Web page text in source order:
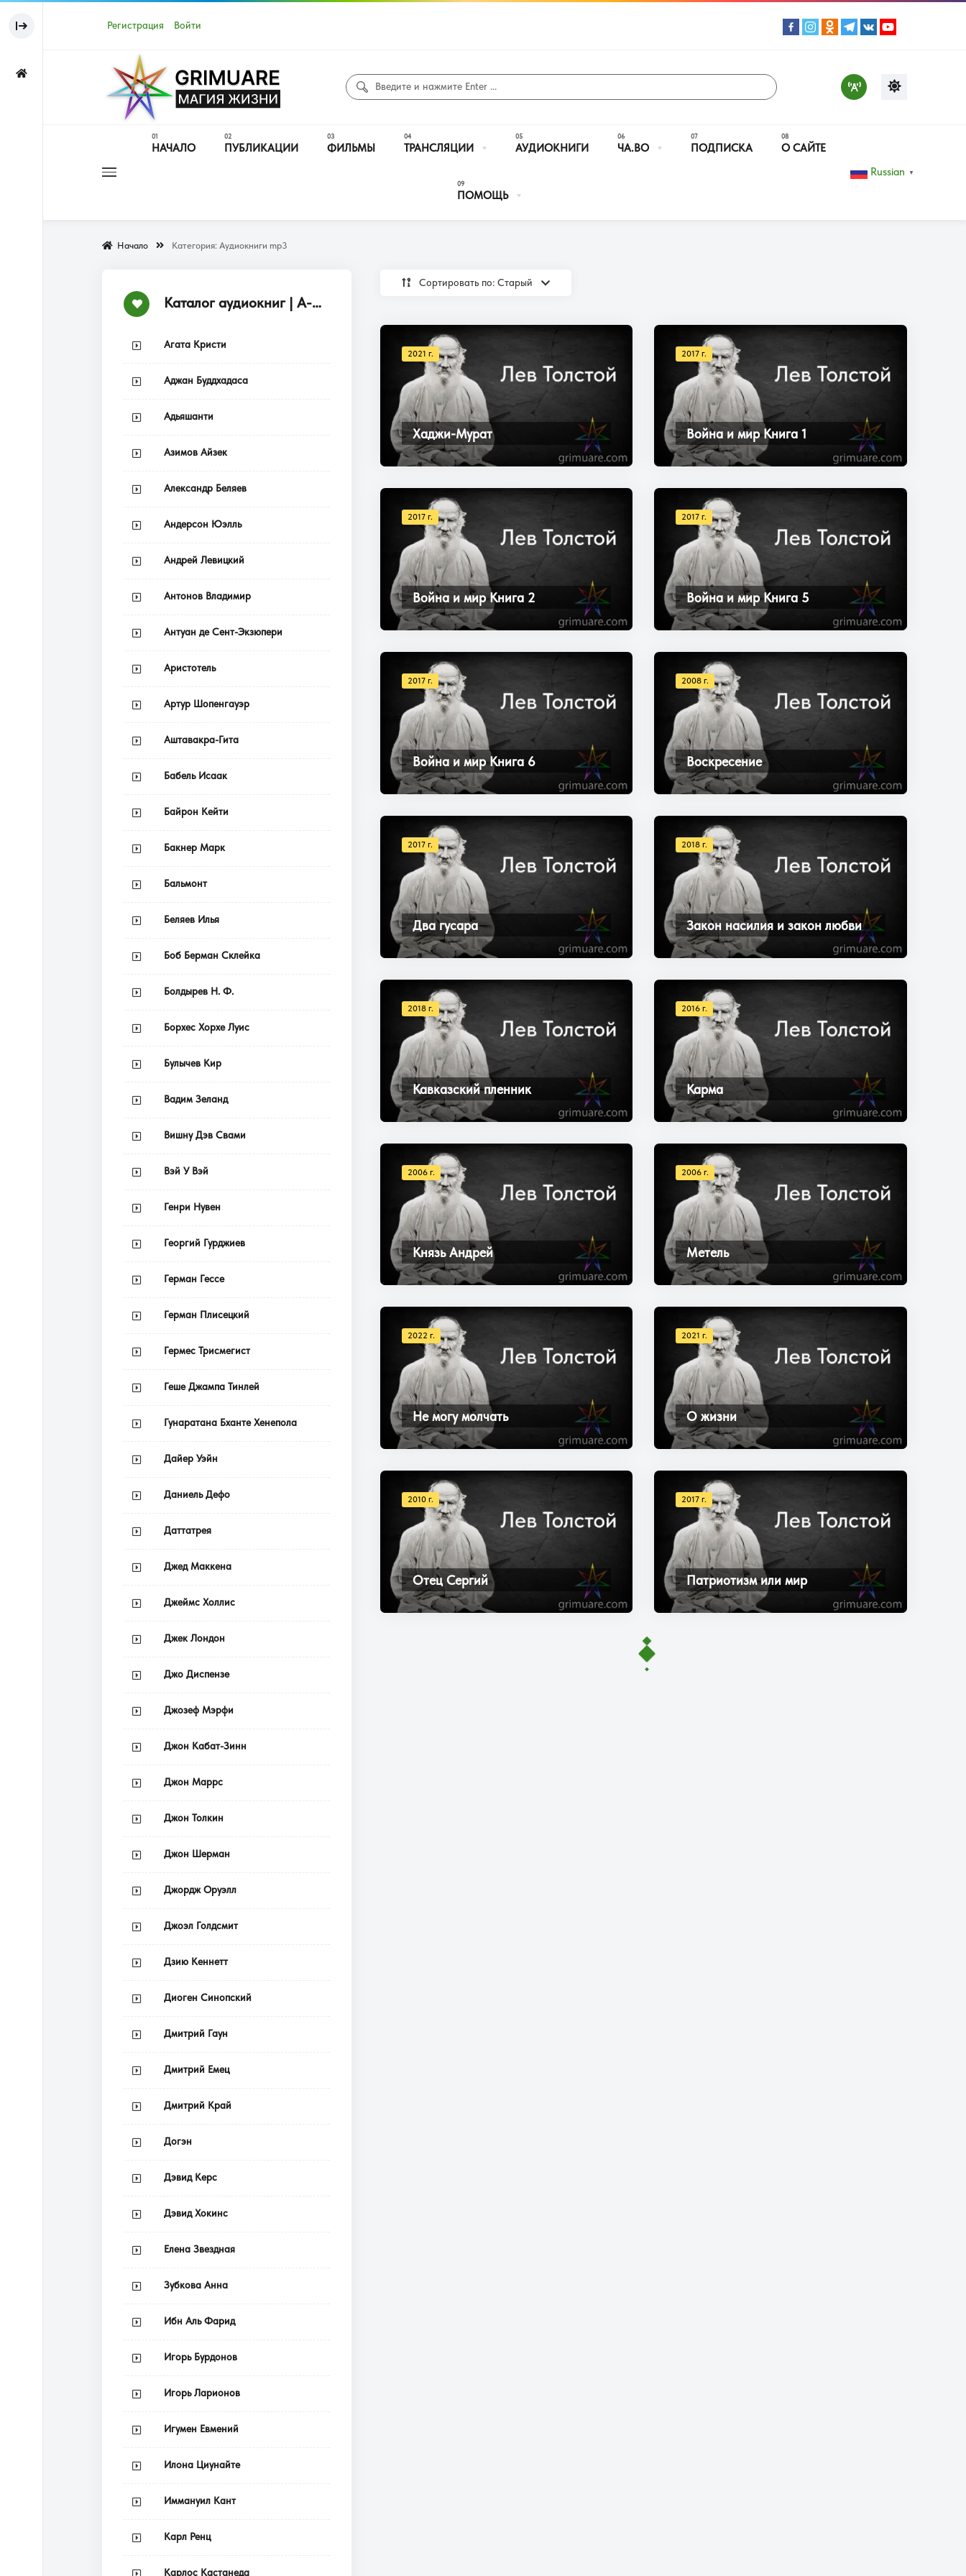
Регистрация Войти
НАЧАЛО ПУБЛИКАЦИИ ФИЛЬМЫ ТРАНСЛЯЦИИ АУДИОКНИГИ ЧА.ВО ПОДПИСКА О САЙТЕ
ПОМОЩЬ
Russian ▼
Начало Категория: Аудиокниги mp3
Сортировать по: Cтарый
2021 г.
Хаджи-Мурат
2017 г.
Война и мир Книга 1
2017 г.
Война и мир Книга 2
2017 г.
Война и мир Книга 5
2017 г.
Война и мир Книга 6
2008 г.
Воскресение
2017 г.
Два гусара
2018 г.
Закон насилия и закон любви
2018 г.
Кавказский пленник
2016 г.
Карма
2006 г.
Князь Андрей
2006 г.
Метель
2022 г.
Не могу молчать
2021 г.
О жизни
2010 г.
Отец Сергий
2017 г.
Патриотизм или мир
Каталог аудиокниг | А-Я
Агата Кристи
Аджан Буддхадаса
Адьяшанти
Азимов Айзек
Александр Беляев
Андерсон Юэлль
Андрей Левицкий
Антонов Владимир
Антуан де Сент-Экзюпери
Аристотель
Артур Шопенгауэр
Аштавакра-Гита
Бабель Исаак
Байрон Кейти
Бакнер Марк
Бальмонт
Беляев Илья
Боб Берман Склейка
Болдырев Н. Ф.
Борхес Хорхе Луис
Булычев Кир
Вадим Зеланд
Вишну Дэв Свами
Вэй У Вэй
Генри Нувен
Георгий Гурджиев
Герман Гессе
Герман Плисецкий
Гермес Трисмегист
Геше Джампа Тинлей
Гунаратана Бханте Хенепола
Дайер Уэйн
Даниель Дефо
Даттатрея
Джед Маккена
Джеймс Холлис
Джек Лондон
Джо Диспензе
Джозеф Мэрфи
Джон Кабат-Зинн
Джон Маррс
Джон Толкин
Джон Шерман
Джордж Оруэлл
Джоэл Голдсмит
Дзию Кеннетт
Диоген Синопский
Дмитрий Гаун
Дмитрий Емец
Дмитрий Край
Догэн
Дэвид Керс
Дэвид Хокинс
Елена Звездная
Зубкова Анна
Ибн Аль Фарид
Игорь Бурдонов
Игорь Ларионов
Игумен Евмений
Илона Циунайте
Иммануил Кант
Карл Ренц
Карлос Кастанеда